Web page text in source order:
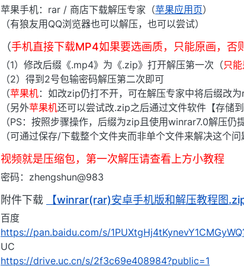
苹果手机：rar / 商店下载解压专家（苹果应用页）
（有狼友用QQ浏览器也可以解压，也可以尝试）
（手机直接下载MP4如果要选画质，只能原画，否
（1）修改后缀《.mp4》为《.zip》打开解压第一次（只
（2）得到2号包输密码解压第二次即可
（苹果机：如改zip仍打不开，可在解压专家中将后缀改
（另外苹果机还可以尝试改.zip之后通过文件软件【存储到
（PS：按照步骤操作，后缀为zip且使用winrar7.0解压仍
（可通过保存/下载整个文件夹而非单个文件来解决这个问
视频就是压缩包，第一次解压请查看上方小教程
密码：zhengshun@983
附件下载 【winrar(rar)安卓手机版和解压教程图.zip
百度
https://pan.baidu.com/s/
UC
https://drive.uc.cn/s/2f3c69e408984?public=1